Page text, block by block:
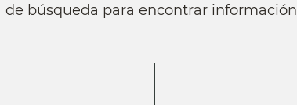
de búsqueda para encontrar información